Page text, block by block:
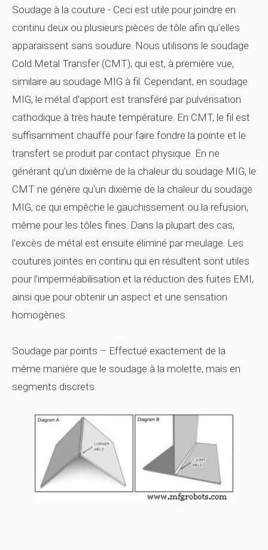
Soudage à la couture - Ceci est utile pour joindre en
continu deux ou plusieurs pièces de tôle afin qu'elles
apparaissent sans soudure. Nous utilisons le soudage
Cold Metal Transfer (CMT), qui est, à première vue,
similaire au soudage MIG à fil. Cependant, en soudage
MIG, le métal d'apport est transféré par pulvérisation
cathodique à très haute température. En CMT, le fil est
suffisamment chauffé pour faire fondre la pointe et le
transfert se produit par contact physique. En ne
générant qu'un dixième de la chaleur du soudage MIG, le
CMT ne génère qu'un dixième de la chaleur du soudage
MIG, ce qui empêche le gauchissement ou la refusion,
même pour les tôles fines. Dans la plupart des cas,
l'excès de métal est ensuite éliminé par meulage. Les
coutures jointes en continu qui en résultent sont utiles
pour l'imperméabilisation et la réduction des fuites EMI,
ainsi que pour obtenir un aspect et une sensation
homogènes.
Soudage par points – Effectué exactement de la
même manière que le soudage à la molette, mais en
segments discrets.